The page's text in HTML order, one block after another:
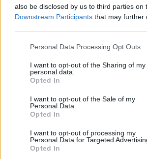
also be disclosed by us to third parties on
Downstream Participants that may further
Personal Data Processing Opt Outs
I want to opt-out of the Sharing of my
personal data.
Opted In
I want to opt-out of the Sale of my
Personal Data.
Opted In
I want to opt-out of processing my
Personal Data for Targeted
Opted In
mariusz13
Brak Narządów Płciowych u
Dzień Dobry wszystkim szukam
(18lat) wykryto brak narządów
zniekształconą pochwe czy ma
plastyka namiary godnego
POWIĄZANE